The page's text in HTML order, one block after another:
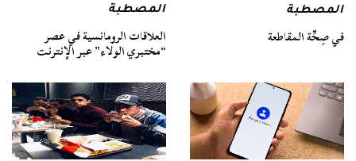
المصطبة
في صِحِّة المقاطعة
المصطبة
العلاقات الرومانسية في عصر
“مختبري الولاء” عبر الإنترنت